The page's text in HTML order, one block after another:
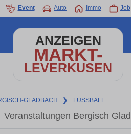
Event Auto Immo Job
ANZEIGEN
MARKT-
LEVERKUSEN
GLADBACH ❯ FUSSBALL
Veranstaltungen Bergisch